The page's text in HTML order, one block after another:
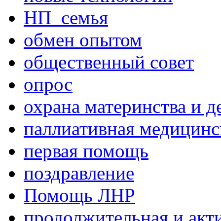
НП_семья
обмен опытом
общественный совет
опрос
охрана материнства и
паллиативная
первая помощь
поздравление
Помощь ЛНР